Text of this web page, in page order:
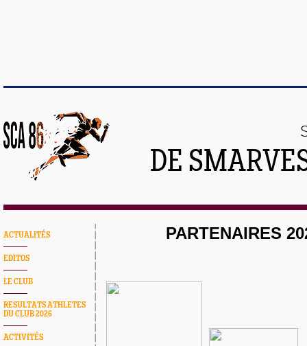
DE
ACTUALITÉS
EDITOS
LE CLUB
RESULTATS ATHLETES
DU CLUB 2026
ACTIVITÉS
PARTENAIRES